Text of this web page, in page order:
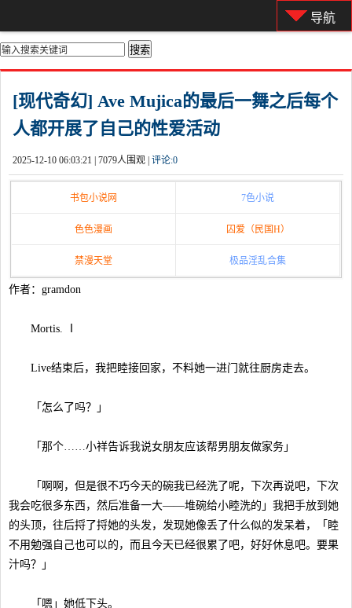
导航
你的位置： 首页>都市激情
[现代奇幻] Ave Mujica的最后一舞之后每个
人都开展了自己的性爱活动
2025-12-10 06:03:21 | 7079人围观 | 评论:0
书包小说网 7色小说
色色漫画 囚爱（民国H）
禁漫天堂 极品淫乱合集
作者：gramdon
Mortis. Ⅰ
Live结束后，我把睦接回家，不料她一进门就往厨房走去。
「怎么了吗？」
「那个……小祥告诉我说女朋友应该帮男朋友做家务」
「啊啊，但是很不巧今天的碗我已经洗了呢，下次再说吧，下次
我会吃很多东西，然后准备一大——堆碗给小睦洗的」我把手放到她
的头顶，往后捋了捋她的头发，发现她像丢了什么似的发呆着，「睦
不用勉强自己也可以的，而且今天已经很累了吧，好好休息吧。要果
汁吗？」
「嗯」她低下头。